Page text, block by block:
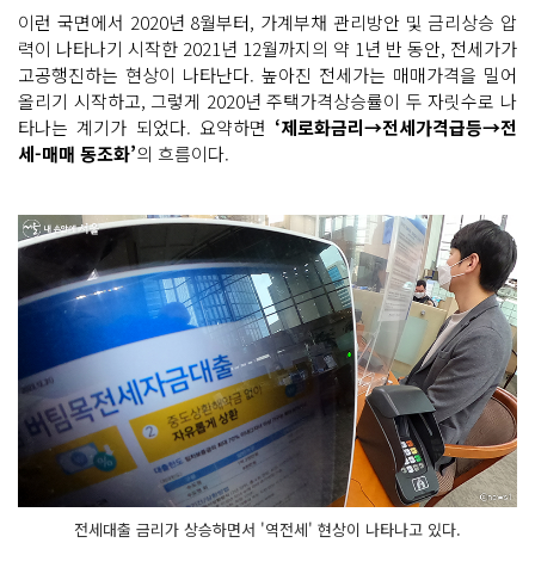
이런 국면에서 2020년 8월부터, 가계부채 관리방안 및 금리상승 압
력이 나타나기 시작한 2021년 12월까지의 약 1년 반 동안, 전세가가
고공행진하는 현상이 나타난다. 높아진 전세가는 매매가격을 밀어
올리기 시작하고, 그렇게 2020년 주택가격상승률이 두 자릿수로 나
타나는 계기가 되었다. 요약하면 ‘제로화금리→전세가격급등→전
세-매매 동조화’의 흐름이다.
전세대출 금리가 상승하면서 '역전세' 현상이 나타나고 있다.